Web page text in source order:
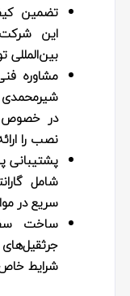
تضمین
این شرکت
بین‌المللی
مشاوره
شیرمحمدی
در خصوص
نصب را
شامل
سریع در
ساخت
شرایط خاص